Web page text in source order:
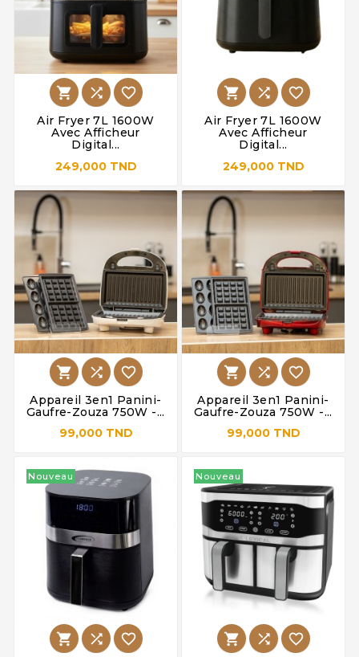
  
Air Fryer 7L 1600W
Avec Afficheur
Digital...
249,000 TND
  
Air Fryer 7L 1600W
Avec Afficheur
Digital...
249,000 TND
  
Appareil 3en1 Panini-
Gaufre-Zouza 750W -...
99,000 TND
  
Appareil 3en1 Panini-
Gaufre-Zouza 750W -...
99,000 TND
Nouveau
  
Nouveau
  